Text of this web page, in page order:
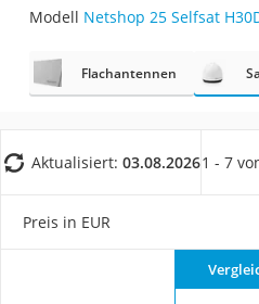
Modell Netshop 25 Selfsat
Flachantennen
Aktualisiert: 03.08.20261 - 7
Preis in EUR